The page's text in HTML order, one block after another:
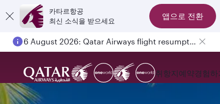
카타르항공
최신 소식을 받으세요
앱으로 전환
6 August 2026: Qatar Airways flight resumption to Bahrain (BAH), Erbil (EBL), and Kuwait (KWI)
취항지예약경험하